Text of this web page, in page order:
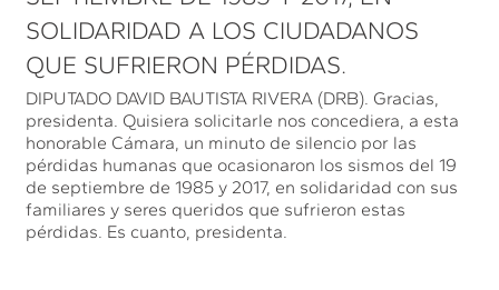
SOLIDARIDAD A LOS CIUDADANOS
QUE SUFRIERON PÉRDIDAS.
DIPUTADO DAVID BAUTISTA RIVERA (DRB). Gracias,
presidenta. Quisiera solicitarle nos concediera, a esta
honorable Cámara, un minuto de silencio por las
pérdidas humanas que ocasionaron los sismos del 19
de septiembre de 1985 y 2017, en solidaridad con sus
familiares y seres queridos que sufrieron estas
pérdidas. Es cuanto, presidenta.